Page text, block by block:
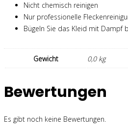
Nicht chemisch reinigen
Nur professionelle
Bügeln Sie das Kleid mit Dampf
Gewicht 0,0 kg
Bewertungen
Es gibt noch keine Bewertungen.